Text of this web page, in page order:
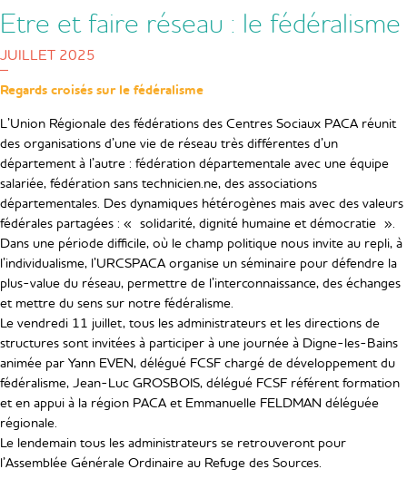
Etre et faire réseau : le fédéralisme
JUILLET 2025
Regards croisés sur le fédéralisme
L’Union Régionale des fédérations des Centres Sociaux PACA réunit
des organisations d’une vie de réseau très différentes d’un
département à l’autre : fédération départementale avec une équipe
salariée, fédération sans technicien.ne, des associations
départementales. Des dynamiques hétérogènes mais avec des valeurs
fédérales partagées : « solidarité, dignité humaine et démocratie ».
Dans une période difficile, où le champ politique nous invite au repli, à
l’individualisme, l’URCSPACA organise un séminaire pour défendre la
plus-value du réseau, permettre de l’interconnaissance, des échanges
et mettre du sens sur notre fédéralisme.
Le vendredi 11 juillet, tous les administrateurs et les directions de
structures sont invitées à participer à une journée à Digne-les-Bains
animée par Yann EVEN, délégué FCSF chargé de développement du
fédéralisme, Jean-Luc GROSBOIS, délégué FCSF référent formation
et en appui à la région PACA et Emmanuelle FELDMAN déléguée
régionale.
Le lendemain tous les administrateurs se retrouveront pour
l’Assemblée Générale Ordinaire au Refuge des Sources.